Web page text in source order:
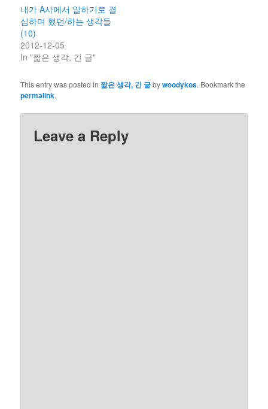
내가 A사에서 일하기로 결
심하며 했던/하는 생각들
(10)
2012-12-05
In "짧은 생각, 긴 글"
This entry was posted in짧은 생각, 긴 글bywoodykos. Bookmark the
permalink.
Leave a Reply